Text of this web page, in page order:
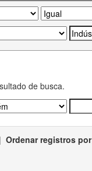
de busca.
| Ordenar registros por